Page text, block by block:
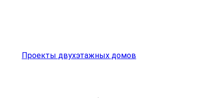
Проекты двухэтажных домов